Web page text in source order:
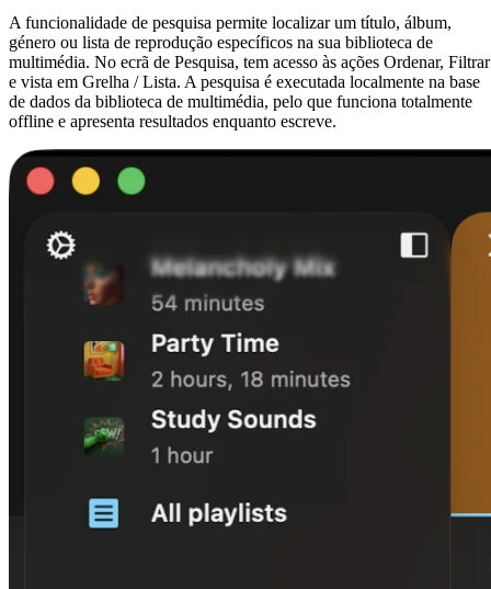
A funcionalidade de pesquisa permite localizar um título, álbum,
género ou lista de reprodução específicos na sua biblioteca de
multimédia. No ecrã de Pesquisa, tem acesso às ações Ordenar, Filtrar
e vista em Grelha / Lista. A pesquisa é executada localmente na base
de dados da biblioteca de multimédia, pelo que funciona totalmente
offline e apresenta resultados enquanto escreve.